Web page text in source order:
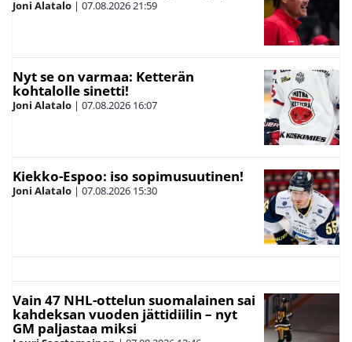
Joni Alatalo | 07.08.202621:59
Nyt se on varmaa: Ketterän
kohtalolle sinetti!
Joni Alatalo | 07.08.2026 16:07
Kiekko-Espoo: iso sopimusuutinen!
Joni Alatalo | 07.08.2026 15:30
Vain 47 NHL-ottelun suomalainen sai
kahdeksan vuoden jättidiilin – nyt
GM paljastaa miksi